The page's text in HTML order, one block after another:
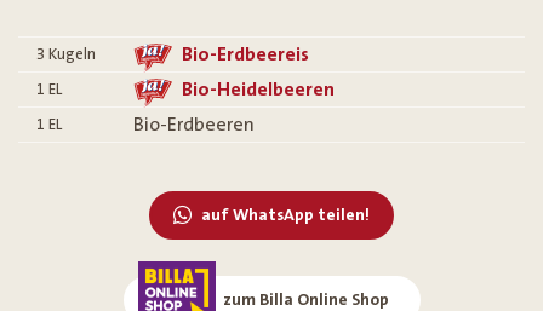
3 Kugeln Bio-Erdbeereis
1 EL Bio-Heidelbeeren
1 EL Bio-Erdbeeren
auf WhatsApp teilen!
zum Billa Online Shop